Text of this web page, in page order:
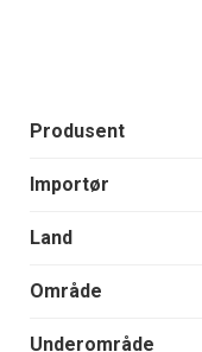
Produsent
Importør
Land
Område
Underområde